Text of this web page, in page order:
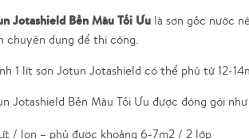
Jotashield Bền Màu Tối Ưulà sơn gốc nước
chuyên dụng để thi công.
1 lít sơn Jotun Jotashield có thể phủ từ 12-
Jotashield Bền Màu Tối Ưu được đóng gói như
/ lon – phủ được khoảng 6-7m2 / 2 lớp